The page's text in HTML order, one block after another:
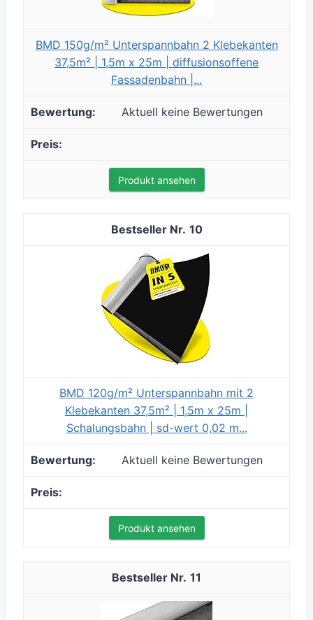
BMD 150g/m² Unterspannbahn 2 Klebekanten
37,5m² | 1,5m x 25m | diffusionsoffene
Fassadenbahn |...
Aktuell keine Bewertungen
Produkt ansehen
10
BMD 120g/m² Unterspannbahn mit 2
Klebekanten 37,5m² | 1,5m x 25m |
Schalungsbahn | sd-wert 0,02 m...
Aktuell keine Bewertungen
Produkt ansehen
11